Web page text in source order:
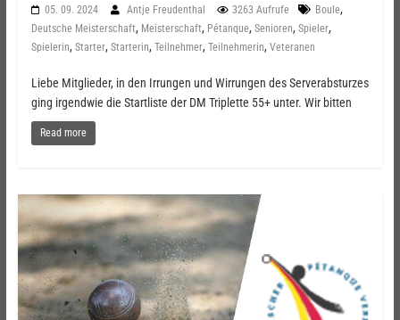
05. 09. 2024 Antje Freudenthal 3263 Aufrufe Boule,
Deutsche Meisterschaft, Meisterschaft, Pétanque, Senioren, Spieler,
Spielerin, Starter, Starterin, Teilnehmer, Teilnehmerin, Veteranen
Liebe Mitglieder, in den Irrungen und Wirrungen des Serverabsturzes
ging irgendwie die Startliste der DM Triplette 55+ unter. Wir bitten
Read more